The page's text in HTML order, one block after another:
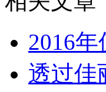
2016
透过佳